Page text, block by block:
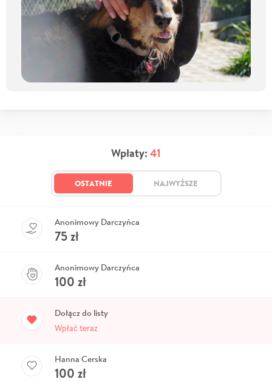
Wpłaty: 41
OSTATNIE NAJWYŻSZE
Anonimowy Darczyńca
75zł
Anonimowy Darczyńca
100 zł
Dołącz do listy
Wpłać teraz
Hanna Cerska
100 zł